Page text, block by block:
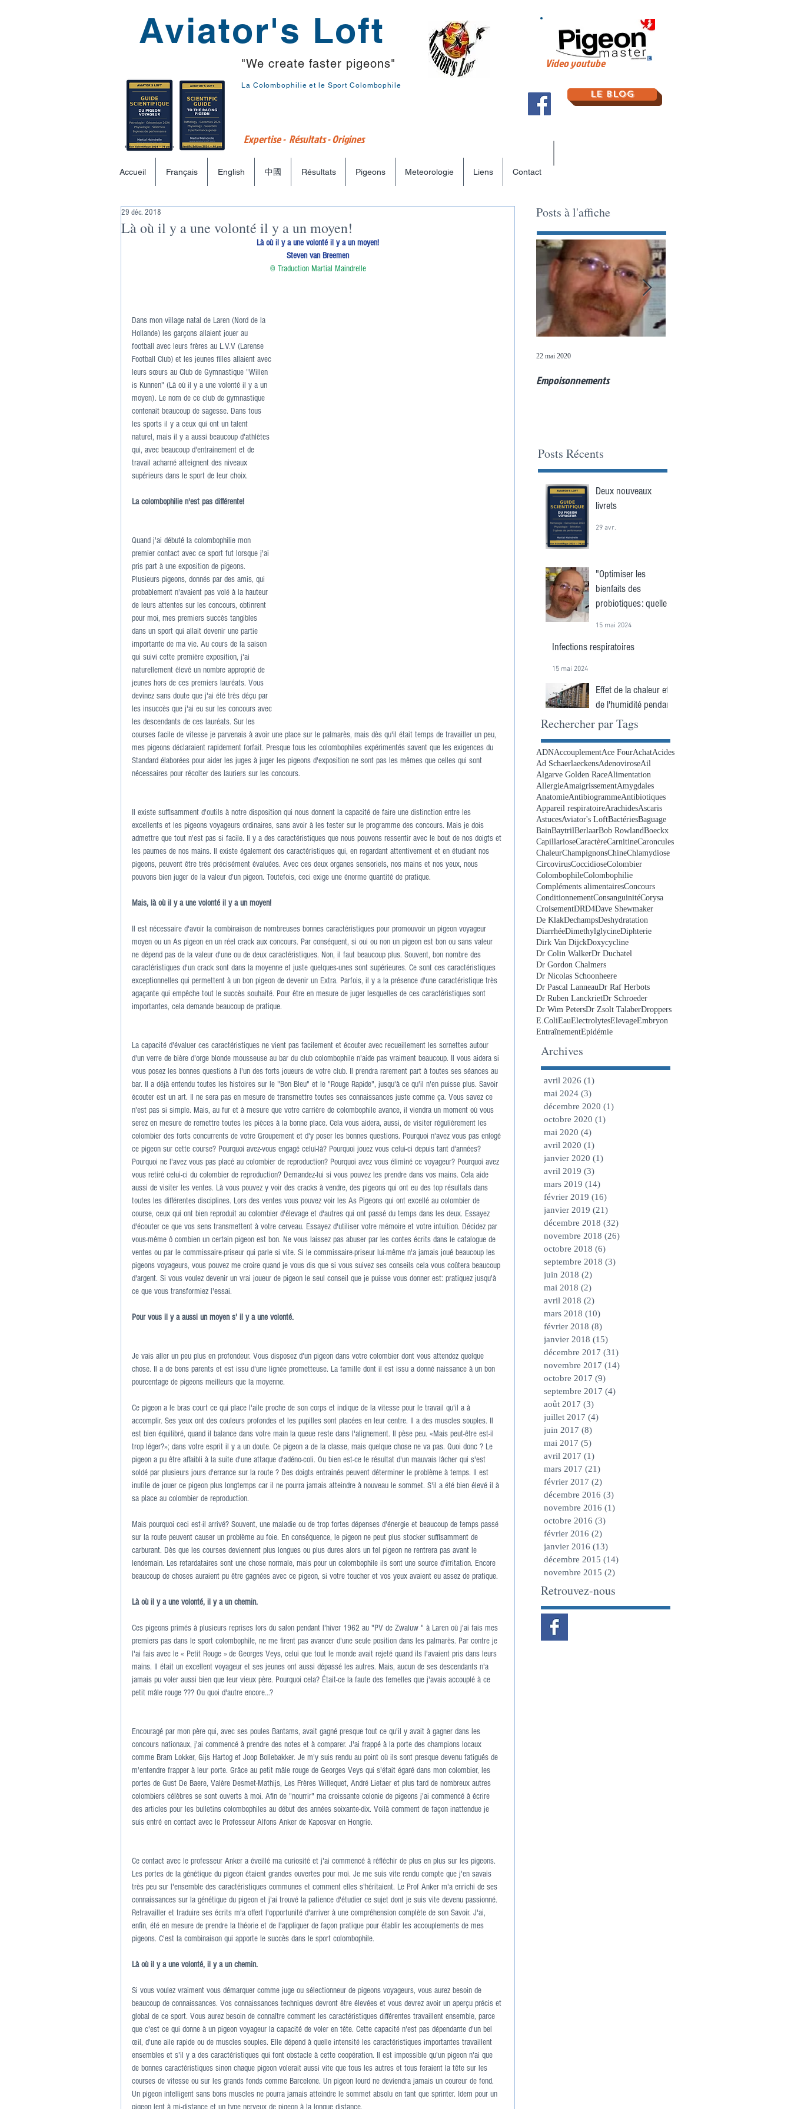
Aviator's Loft
"We create faster pigeons"
La Colombophilie et le Sport Colombophile
Expertise - Résultats - Origines
Video youtube
Le Blog
Accueil Français English 中國 Résultats Pigeons Meteorologie Liens Contact
Là où il y a une volonté il y a un moyen!
29 déc. 2018
Là où il y a une volonté il y a un moyen!
Steven van Breemen
© Traduction Martial Maindrelle
Dans mon village natal de Laren (Nord de la
Hollande) les garçons allaient jouer au
football avec leurs frères au L.V.V (Larense
Football Club) et les jeunes filles allaient avec
leurs sœurs au Club de Gymnastique "Willen
is Kunnen" (Là où il y a une volonté il y a un
moyen). Le nom de ce club de gymnastique
contenait beaucoup de sagesse. Dans tous
les sports il y a ceux qui ont un talent
naturel, mais il y a aussi beaucoup d'athlètes
qui, avec beaucoup d'entrainement et de
travail acharné atteignent des niveaux
supérieurs dans le sport de leur choix.
La colombophilie n'est pas différente!
Quand j'ai débuté la colombophilie mon
premier contact avec ce sport fut lorsque j'ai
pris part à une exposition de pigeons.
Plusieurs pigeons, donnés par des amis, qui
probablement n'avaient pas volé à la hauteur
de leurs attentes sur les concours, obtinrent
pour moi, mes premiers succès tangibles
dans un sport qui allait devenir une partie
importante de ma vie. Au cours de la saison
qui suivi cette première exposition, j'ai
naturellement élevé un nombre approprié de
jeunes hors de ces premiers lauréats. Vous
devinez sans doute que j'ai été très déçu par
les insuccès que j'ai eu sur les concours avec
les descendants de ces lauréats. Sur les
courses facile de vitesse je parvenais à avoir une place sur le palmarès, mais dès qu'il était temps de travailler un peu,
mes pigeons déclaraient rapidement forfait. Presque tous les colombophiles expérimentés savent que les exigences du
Standard élaborées pour aider les juges à juger les pigeons d'exposition ne sont pas les mêmes que celles qui sont
nécessaires pour récolter des lauriers sur les concours.
Il existe suffisamment d'outils à notre disposition qui nous donnent la capacité de faire une distinction entre les
excellents et les pigeons voyageurs ordinaires, sans avoir à les tester sur le programme des concours. Mais je dois
admettre que tout n'est pas si facile. Il y a des caractéristiques que nous pouvons ressentir avec le bout de nos doigts et
les paumes de nos mains. Il existe également des caractéristiques qui, en regardant attentivement et en étudiant nos
pigeons, peuvent être très précisément évaluées. Avec ces deux organes sensoriels, nos mains et nos yeux, nous
pouvons bien juger de la valeur d'un pigeon. Toutefois, ceci exige une énorme quantité de pratique.
Mais, là où il y a une volonté il y a un moyen!
Il est nécessaire d'avoir la combinaison de nombreuses bonnes caractéristiques pour promouvoir un pigeon voyageur
moyen ou un As pigeon en un réel crack aux concours. Par conséquent, si oui ou non un pigeon est bon ou sans valeur
ne dépend pas de la valeur d'une ou de deux caractéristiques. Non, il faut beaucoup plus. Souvent, bon nombre des
caractéristiques d'un crack sont dans la moyenne et juste quelques-unes sont supérieures. Ce sont ces caractéristiques
exceptionnelles qui permettent à un bon pigeon de devenir un Extra. Parfois, il y a la présence d'une caractéristique très
agaçante qui empêche tout le succès souhaité. Pour être en mesure de juger lesquelles de ces caractéristiques sont
importantes, cela demande beaucoup de pratique.
La capacité d'évaluer ces caractéristiques ne vient pas facilement et écouter avec recueillement les sornettes autour
d'un verre de bière d'orge blonde mousseuse au bar du club colombophile n'aide pas vraiment beaucoup. Il vous aidera si
vous posez les bonnes questions à l'un des forts joueurs de votre club. Il prendra rarement part à toutes ses séances au
bar. Il a déjà entendu toutes les histoires sur le "Bon Bleu" et le "Rouge Rapide", jusqu'à ce qu'il n'en puisse plus. Savoir
écouter est un art. Il ne sera pas en mesure de transmettre toutes ses connaissances juste comme ça. Vous savez ce
n'est pas si simple. Mais, au fur et à mesure que votre carrière de colombophile avance, il viendra un moment où vous
serez en mesure de remettre toutes les pièces à la bonne place. Cela vous aidera, aussi, de visiter régulièrement les
colombier des forts concurrents de votre Groupement et d'y poser les bonnes questions. Pourquoi n'avez vous pas enlogé
ce pigeon sur cette course? Pourquoi avez-vous engagé celui-là? Pourquoi jouez vous celui-ci depuis tant d'années?
Pourquoi ne l'avez vous pas placé au colombier de reproduction? Pourquoi avez vous éliminé ce voyageur? Pourquoi avez
vous retiré celui-ci du colombier de reproduction? Demandez-lui si vous pouvez les prendre dans vos mains. Cela aide
aussi de visiter les ventes. Là vous pouvez y voir des cracks à vendre, des pigeons qui ont eu des top résultats dans
toutes les différentes disciplines. Lors des ventes vous pouvez voir les As Pigeons qui ont excellé au colombier de
course, ceux qui ont bien reproduit au colombier d'élevage et d'autres qui ont passé du temps dans les deux. Essayez
d'écouter ce que vos sens transmettent à votre cerveau. Essayez d'utiliser votre mémoire et votre intuition. Décidez par
vous-même ô combien un certain pigeon est bon. Ne vous laissez pas abuser par les contes écrits dans le catalogue de
ventes ou par le commissaire-priseur qui parle si vite. Si le commissaire-priseur lui-même n'a jamais joué beaucoup les
pigeons voyageurs, vous pouvez me croire quand je vous dis que si vous suivez ses conseils cela vous coûtera beaucoup
d'argent. Si vous voulez devenir un vrai joueur de pigeon le seul conseil que je puisse vous donner est: pratiquez jusqu'à
ce que vous transformiez l'essai.
Pour vous il y a aussi un moyen s' il y a une volonté.
Je vais aller un peu plus en profondeur. Vous disposez d'un pigeon dans votre colombier dont vous attendez quelque
chose. Il a de bons parents et est issu d'une lignée prometteuse. La famille dont il est issu a donné naissance à un bon
pourcentage de pigeons meilleurs que la moyenne.
Ce pigeon a le bras court ce qui place l'aile proche de son corps et indique de la vitesse pour le travail qu'il a à
accomplir. Ses yeux ont des couleurs profondes et les pupilles sont placées en leur centre. Il a des muscles souples. Il
est bien équilibré, quand il balance dans votre main la queue reste dans l'alignement. Il pèse peu. «Mais peut-être est-il
trop léger?»; dans votre esprit il y a un doute. Ce pigeon a de la classe, mais quelque chose ne va pas. Quoi donc ? Le
pigeon a pu être affaibli à la suite d'une attaque d'adéno-coli. Ou bien est-ce le résultat d'un mauvais lâcher qui s'est
soldé par plusieurs jours d'errance sur la route ? Des doigts entrainés peuvent déterminer le problème à temps. Il est
inutile de jouer ce pigeon plus longtemps car il ne pourra jamais atteindre à nouveau le sommet. S'il a été bien élevé il à
sa place au colombier de reproduction.
Mais pourquoi ceci est-il arrivé? Souvent, une maladie ou de trop fortes dépenses d'énergie et beaucoup de temps passé
sur la route peuvent causer un problème au foie. En conséquence, le pigeon ne peut plus stocker suffisamment de
carburant. Dès que les courses deviennent plus longues ou plus dures alors un tel pigeon ne rentrera pas avant le
lendemain. Les retardataires sont une chose normale, mais pour un colombophile ils sont une source d'irritation. Encore
beaucoup de choses auraient pu être gagnées avec ce pigeon, si votre toucher et vos yeux avaient eu assez de pratique.
Là où il y a une volonté, il y a un chemin.
Ces pigeons primés à plusieurs reprises lors du salon pendant l'hiver 1962 au "PV de Zwaluw " à Laren où j'ai fais mes
premiers pas dans le sport colombophile, ne me firent pas avancer d'une seule position dans les palmarès. Par contre je
l'ai fais avec le « Petit Rouge » de Georges Veys, celui que tout le monde avait rejeté quand ils l'avaient pris dans leurs
mains. Il était un excellent voyageur et ses jeunes ont aussi dépassé les autres. Mais, aucun de ses descendants n'a
jamais pu voler aussi bien que leur vieux père. Pourquoi cela? Était-ce la faute des femelles que j'avais accouplé à ce
petit mâle rouge ??? Ou quoi d'autre encore...?
Encouragé par mon père qui, avec ses poules Bantams, avait gagné presque tout ce qu'il y avait à gagner dans les
concours nationaux, j'ai commencé à prendre des notes et à comparer. J'ai frappé à la porte des champions locaux
comme Bram Lokker, Gijs Hartog et Joop Bollebakker. Je m'y suis rendu au point où ils sont presque devenu fatigués de
m'entendre frapper à leur porte. Grâce au petit mâle rouge de Georges Veys qui s'était égaré dans mon colombier, les
portes de Gust De Baere, Valère Desmet-Mathijs, Les Frères Willequet, André Lietaer et plus tard de nombreux autres
colombiers célèbres se sont ouverts à moi. Afin de "nourrir" ma croissante colonie de pigeons j'ai commencé à écrire
des articles pour les bulletins colombophiles au début des années soixante-dix. Voilà comment de façon inattendue je
suis entré en contact avec le Professeur Alfons Anker de Kaposvar en Hongrie.
Ce contact avec le professeur Anker a éveillé ma curiosité et j'ai commencé à réfléchir de plus en plus sur les pigeons.
Les portes de la génétique du pigeon étaient grandes ouvertes pour moi. Je me suis vite rendu compte que j'en savais
très peu sur l'ensemble des caractéristiques communes et comment elles s'héritaient. Le Prof Anker m'a enrichi de ses
connaissances sur la génétique du pigeon et j'ai trouvé la patience d'étudier ce sujet dont je suis vite devenu passionné.
Retravailler et traduire ses écrits m'a offert l'opportunité d'arriver à une compréhension complète de son Savoir. J'ai,
enfin, été en mesure de prendre la théorie et de l'appliquer de façon pratique pour établir les accouplements de mes
pigeons. C'est la combinaison qui apporte le succès dans le sport colombophile.
Là où il y a une volonté, il y a un chemin.
Si vous voulez vraiment vous démarquer comme juge ou sélectionneur de pigeons voyageurs, vous aurez besoin de
beaucoup de connaissances. Vos connaissances techniques devront être élevées et vous devrez avoir un aperçu précis et
global de ce sport. Vous aurez besoin de connaître comment les caractéristiques différentes travaillent ensemble, parce
que c'est ce qui donne à un pigeon voyageur la capacité de voler en tête. Cette capacité n'est pas dépendante d'un bel
œil, d'une aile rapide ou de muscles souples. Elle dépend à quelle intensité les caractéristiques importantes travaillent
ensembles et s'il y a des caractéristiques qui font obstacle à cette coopération. Il est impossible qu'un pigeon n'ai que
de bonnes caractéristiques sinon chaque pigeon volerait aussi vite que tous les autres et tous feraient la tête sur les
courses de vitesse ou sur les grands fonds comme Barcelone. Un pigeon lourd ne deviendra jamais un coureur de fond.
Un pigeon intelligent sans bons muscles ne pourra jamais atteindre le sommet absolu en tant que sprinter. Idem pour un
pigeon lent à mi-distance et un type nerveux de pigeon à la longue distance.
Posts à l'affiche
Empoisonnements
22 mai 2020
Posts Récents
Deux nouveaux
livrets
29 avr.
"Optimiser les
bienfaits des
probiotiques: quelle
15 mai 2024
Infections respiratoires
15 mai 2024
Effet de la chaleur et
de l'humidité pendant
une course
15 mai 2024
Rechercher par Tags
ADNAccouplementAce FourAchatAcides
Ad SchaerlaeckensAdenoviroseAil
Algarve Golden RaceAlimentation
AllergieAmaigrissementAmygdales
AnatomieAntibiogrammeAntibiotiques
Appareil respiratoireArachidesAscaris
AstucesAviator's LoftBactériesBaguage
BainBaytrilBerlaarBob RowlandBoeckx
CapillarioseCaractèreCarnitineCaroncules
ChaleurChampignonsChineChlamydiose
CircovirusCoccidioseColombier
ColombophileColombophilie
Compléments alimentairesConcours
ConditionnementConsanguinitéCorysa
CroisementDRD4Dave Shewmaker
De KlakDechampsDeshydratation
DiarrhéeDimethylglycineDiphterie
Dirk Van DijckDoxycycline
Dr Colin WalkerDr Duchatel
Dr Gordon Chalmers
Dr Nicolas Schoonheere
Dr Pascal LanneauDr Raf Herbots
Dr Ruben LanckrietDr Schroeder
Dr Wim PetersDr Zsolt TalaberDroppers
E.ColiEauElectrolytesElevageEmbryon
EntraînementEpidémie
Archives
avril 2026 (1)
mai 2024 (3)
décembre 2020 (1)
octobre 2020 (1)
mai 2020 (4)
avril 2020 (1)
janvier 2020 (1)
avril 2019 (3)
mars 2019 (14)
février 2019 (16)
janvier 2019 (21)
décembre 2018 (32)
novembre 2018 (26)
octobre 2018 (6)
septembre 2018 (3)
juin 2018 (2)
mai 2018 (2)
avril 2018 (2)
mars 2018 (10)
février 2018 (8)
janvier 2018 (15)
décembre 2017 (31)
novembre 2017 (14)
octobre 2017 (9)
septembre 2017 (4)
août 2017 (3)
juillet 2017 (4)
juin 2017 (8)
mai 2017 (5)
avril 2017 (1)
mars 2017 (21)
février 2017 (2)
décembre 2016 (3)
novembre 2016 (1)
octobre 2016 (3)
février 2016 (2)
janvier 2016 (13)
décembre 2015 (14)
novembre 2015 (2)
Retrouvez-nous